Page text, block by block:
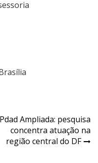
Pdad Ampliada: pesquisa
concentra atuação na
região central do DF